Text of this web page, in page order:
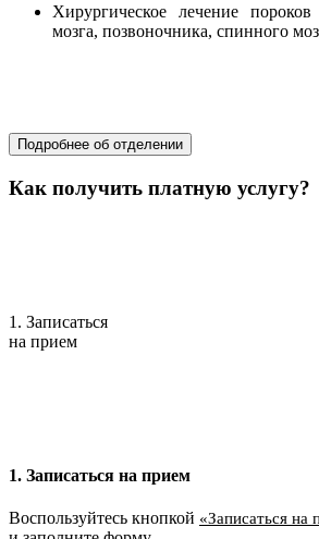
Хирургическое лечение
мозга, позвоночника, спинного
Подробнее об отделении
Как получить платную услугу?
1. Записаться
на прием
1. Записаться на прием
Воспользуйтесь кнопкой «Записаться на